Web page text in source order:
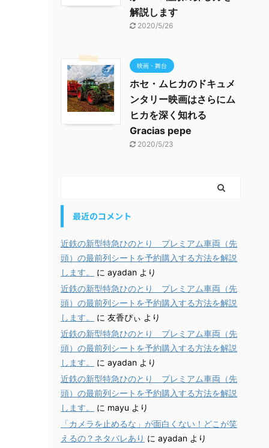
解説します
2020/5/26
映画・舞台
ホセ・ムヒカのドキュメ
ンタリー映画はさらにム
ヒカを深く知れる
Gracias pepe
2020/5/23
最近のコメント
近鉄の新型特急ひのとり プレミアム車両（先
頭）の最前列シートを予約購入する方法を解説
します。
に ayadan より
近鉄の新型特急ひのとり プレミアム車両（先
頭）の最前列シートを予約購入する方法を解説
します。
に 友香ぴぃ より
近鉄の新型特急ひのとり プレミアム車両（先
頭）の最前列シートを予約購入する方法を解説
します。
に ayadan より
近鉄の新型特急ひのとり プレミアム車両（先
頭）の最前列シートを予約購入する方法を解説
します。
に mayu より
「カメラを止めるな」が面白くない！どこが笑
えるの？ネタバレあり に ayadan より